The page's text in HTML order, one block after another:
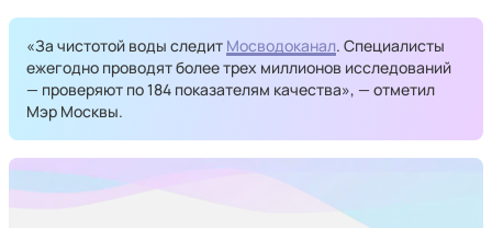
«За чистотой воды следит Мосводоканал. Специалисты
ежегодно проводят более трех миллионов исследований
— проверяют по 184 показателям качества», — отметил
Мэр Москвы.